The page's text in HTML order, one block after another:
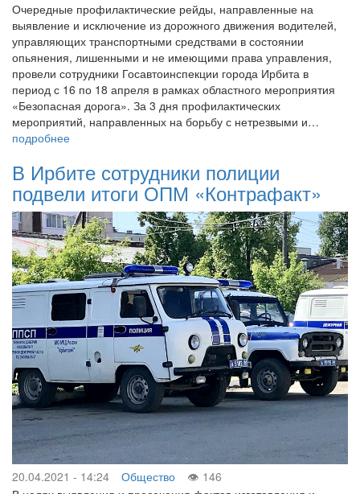
Очередные профилактические рейды, направленные на
выявление и исключение из дорожного движения водителей,
управляющих транспортными средствами в состоянии
опьянения, лишенными и не имеющими права управления,
провели сотрудники Госавтоинспекции города Ирбита в
период с 16 по 18 апреля в рамках областного мероприятия
«Безопасная дорога». За 3 дня профилактических
мероприятий, направленных на борьбу с нетрезвыми и…
подробнее
В Ирбите сотрудники полиции
подвели итоги ОПМ «Контрафакт»
20.04.2021 - 14:24 Общество
146